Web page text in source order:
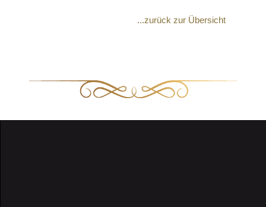
...zurück zur Übersicht